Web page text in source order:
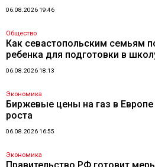
06.08.2026 19:46
Общество
Как севастопольским семьям
ребенка для подготовки в
06.08.2026 18:13
Экономика
Биржевые цены на газ в
роста
06.08.2026 16:55
Экономика